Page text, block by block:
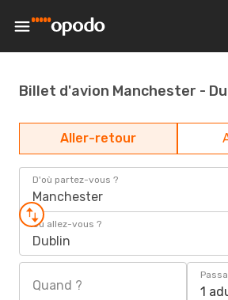
Billet d'avion Manchester -
Aller-retour
D'où partez-vous ?
Manchester
Où allez-vous ?
Dublin
Quand ? 1